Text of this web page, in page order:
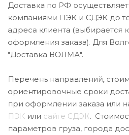
Доставка по РФ
компаниями ПЭК и СДЭК до
адреса клиента (выбирается
оформления заказа). Для
"Доставка ВОЛМА".
Перечень направлений,
ориентировочные сроки
при оформлении заказа или
ПЭК или сайте СДЭК.
параметров груза, города